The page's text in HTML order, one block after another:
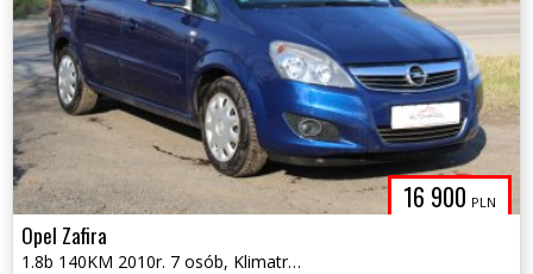
16 900 PLN
Opel Zafira
1.8b 140KM 2010r. 7 osób, Klimatronik